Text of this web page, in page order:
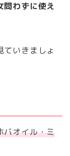
問わずに使え
いきましょ
バオイル・ミ